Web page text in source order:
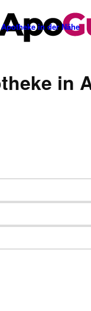
Apotheke in der Nähe
in